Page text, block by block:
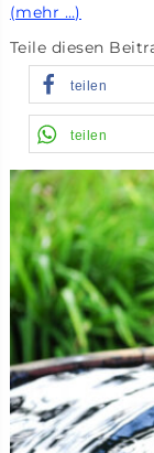
(mehr …)
Teile diesen
teilen
teilen